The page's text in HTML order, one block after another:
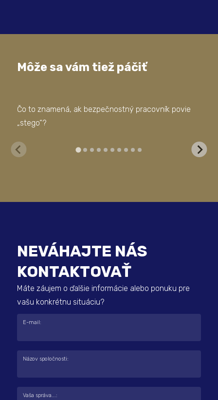
Môže sa vám tiež páčiť
Čo to znamená, ak bezpečnostný pracovník povie
„stego“?
NEVÁHAJTE NÁS
KONTAKTOVAŤ
Máte záujem o ďalšie informácie alebo ponuku pre
vašu konkrétnu situáciu?
E-mail:
Názov spoločnosti:
Vaša správa...: